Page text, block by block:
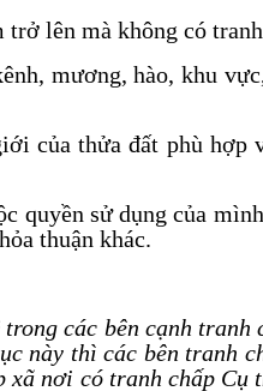
lên mà không có
mương, hào, khu
của thửa đất phù
quyền sử dụng của
thuận khác.
các bên cạnh tranh
này thì các bên tranh
xã nơi có tranh chấp